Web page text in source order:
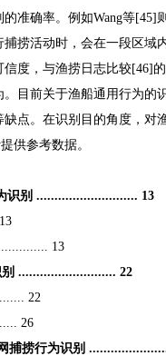
准确率。例如Wang等
捞活动时，会在一段区域
度，与渔捞日志比较[46]
目前关于渔船通用行为的
点。在识别目的角度，对
供参考数据。
识别 ............................ 13
13
........................... 22
22
26
捕捞行为识别